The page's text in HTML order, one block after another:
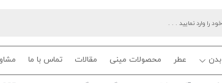
بدن عطر محصولات مینی مقالات تماس با ما